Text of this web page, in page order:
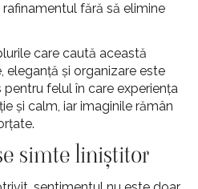
fără să elimine
care caută această
eleganță și organizare este
pentru felul în care experiența
și calm, iar imaginile rămân
simte liniștitor